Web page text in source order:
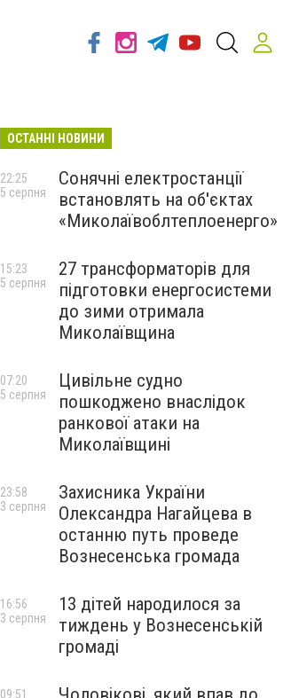
ОСТАННІ НОВИНИ
Сонячні електростанції
встановлять на об'єктах
«Миколаївоблтеплоенерго»
22:25
5 серпня
27 трансформаторів для
підготовки енергосистеми
до зими отримала
Миколаївщина
15:23
5 серпня
Цивільне судно
пошкоджено внаслідок
ранкової атаки на
Миколаївщині
07:20
5 серпня
Захисника України
Олександра Нагайцева в
останню путь проведе
Вознесенська громада
23:58
3 серпня
13 дітей народилося за
тиждень у Вознесенській
громаді
16:56
3 серпня
09:51